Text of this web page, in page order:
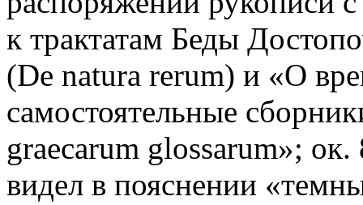
к трактатам Беды
(De natura rerum) и «О
самостоятельные
graecarum glossarum»;
видел в пояснении